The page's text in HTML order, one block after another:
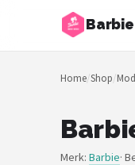
Zoeken
NAVIGATIE
Merken
Home/Shop/
Merk: Barbie·